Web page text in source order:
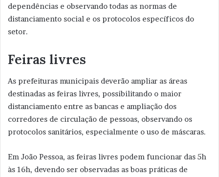
dependências e observando todas as normas de
distanciamento social e os protocolos específicos do
setor.
Feiras livres
As prefeituras municipais deverão ampliar as áreas
destinadas as feiras livres, possibilitando o maior
distanciamento entre as bancas e ampliação dos
corredores de circulação de pessoas, observando os
protocolos sanitários, especialmente o uso de máscaras.
Em João Pessoa, as feiras livres podem funcionar das 5h
às 16h, devendo ser observadas as boas práticas de